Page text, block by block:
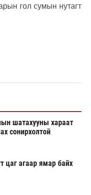
гол сумын нутагт
шатахууны хараат
сонирхолтой
цаг агаар ямар байх